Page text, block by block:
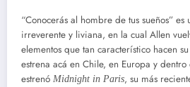
“Conocerás al hombre de tus sueños”
irreverente y liviana, en la cual Allen
elementos que tan característico hacen
estrena acá en Chile, en Europa y
estrenó Midnight in Paris, su más